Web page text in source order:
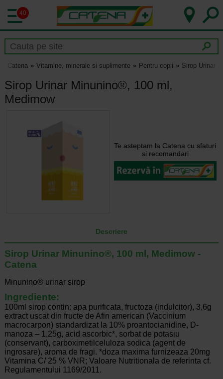
40
Catena Vitamine, minerale si suplimente Pentru copii Sirop Urinar
Sirop Urinar Minunino®, 100 ml,
Medimow
Te asteptam la Catena cu sfaturi
si recomandari
Descriere
Sirop Urinar Minunino®, 100 ml, Medimow -
Catena
Minunino® urinar sirop
Ingrediente:
100ml sirop cont­in: apa purificata, fructoza (indulcitor), 3,6g
extract uscat din fructe de Afin american (Vaccinium
macrocarpon) standardizat la 10% proantocianidine, D-
manoza – 1,25g, acid ascorbic*, sorbat de potasiu
(conservant), carboximetilceluloza sodica (agent de
ingrosare), aroma de fragi. *doza maxima furnizeaza 20mg
Vitamina C/ 25 % VNR; Valoare Nutritionala de referinta cf.
Regulamentului 1169/2011.